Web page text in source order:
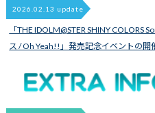
2026.02.13 update
「THE IDOLM@STER SHINY
ス / Oh Yeah!!」発売記念イベントの開